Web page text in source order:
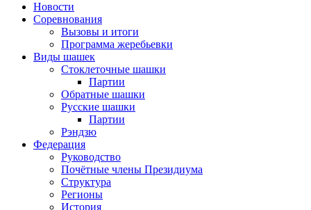
Новости
Соревнования
Вызовы и итоги
Программа жеребьевки
Виды шашек
Стоклеточные шашки
Партии
Обратные шашки
Русские шашки
Партии
Рэндзю
Федерация
Руководство
Почётные члены Президиума
Структура
Регионы
История